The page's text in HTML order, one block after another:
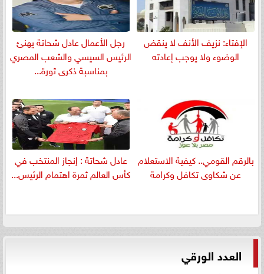
الإفتاء: نزيف الأنف لا ينقض
الوضوء ولا يوجب إعادته
رجل الأعمال عادل شحاتة يهنئ
الرئيس السيسي والشعب المصري
بمناسبة ذكرى ثورة...
بالرقم القومي.. كيفية الاستعلام
عن شكاوى تكافل وكرامة
عادل شحاتة : إنجاز المنتخب في
كأس العالم ثمرة اهتمام الرئيس...
العدد الورقي